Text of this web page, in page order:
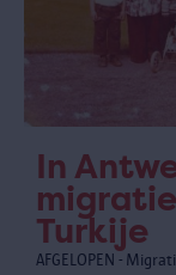
In
Turkije
AFGELOPEN -